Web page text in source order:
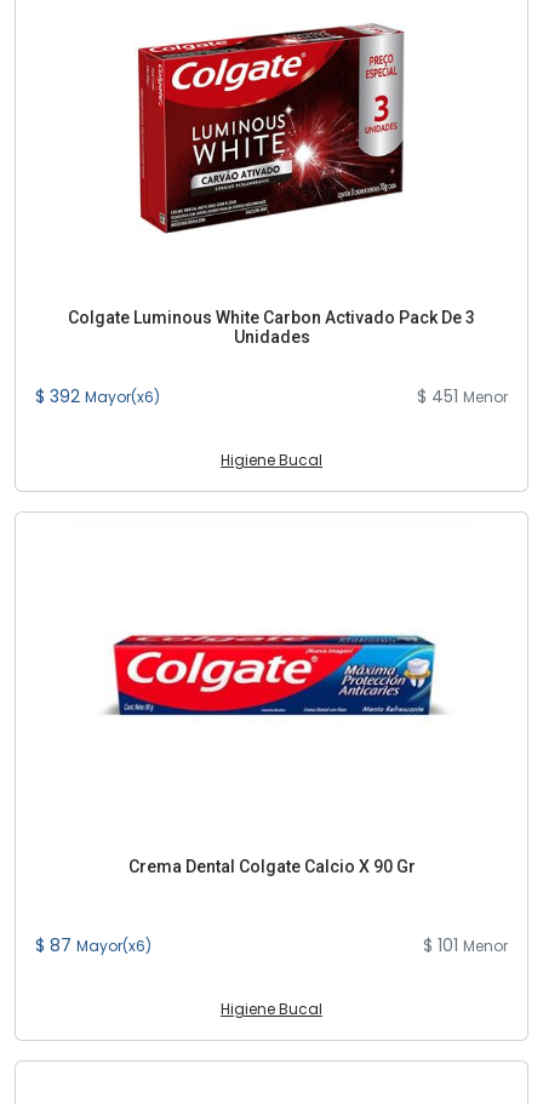
Colgate Luminous White Carbon Activado Pack De 3
Unidades
$ 392 Mayor(x6) $ 451 Menor
Higiene Bucal
Crema Dental Colgate Calcio X 90 Gr
$ 87 Mayor(x6) $ 101 Menor
Higiene Bucal